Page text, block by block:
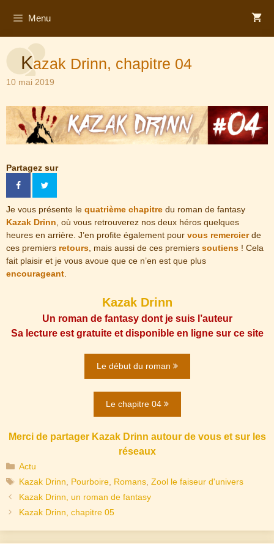
Menu
Kazak Drinn, chapitre 04
10 mai 2019
Partagez sur
Je vous présente le quatrième chapitre du roman de fantasy
Kazak Drinn , où vous retrouverez nos deux héros quelques
heures en arrière. J’en profite également pour vous remercierde
ces premiers retours , mais aussi de ces premiers soutiens ! Cela
fait plaisir et je vous avoue que ce n’en est que plus
encourageant
Kazak Drinn
Un roman de fantasy dont je suis l’auteur
Sa lecture est gratuite et disponible en ligne sur ce site
Le début du roman
Le chapitre 04
Merci de partager Kazak Drinn autour de vous et sur les
réseaux
Catégories
Actu
Étiquettes
Kazak Drinn Pourboire Romans ,Zool le faiseur d'univers
Navigation
des
Kazak Drinn, un roman de fantasy
Kazak Drinn, chapitre 05